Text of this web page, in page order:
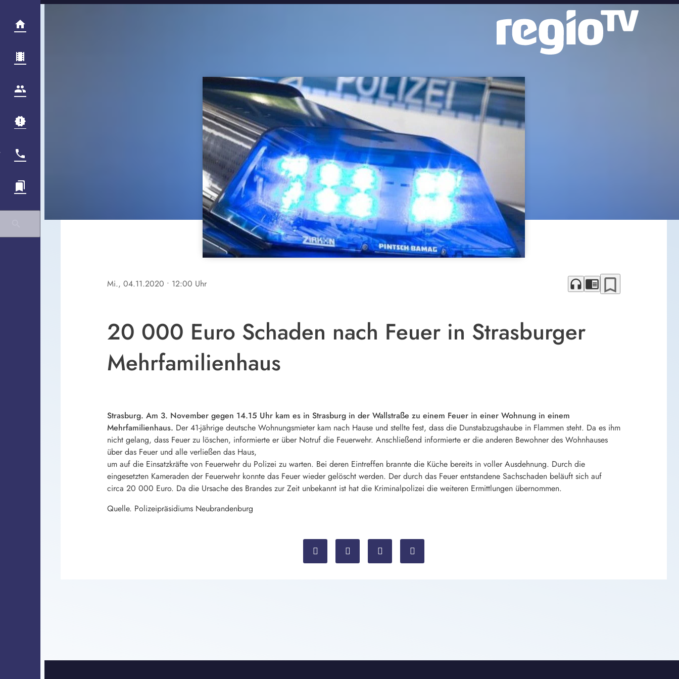
Mi., 04.11.2020 • 12:00 Uhr headphones chrome_reader_mode bookmark_border
20 000 Euro Schaden nach Feuer in Strasburger
Mehrfamilienhaus
Strasburg. Am 3. November gegen 14.15 Uhr kam es in Strasburg in der Wallstraße zu einem Feuer in einer Wohnung in einem
Mehrfamilienhaus. Der 41-jährige deutsche Wohnungsmieter kam nach Hause und stellte fest, dass die Dunstabzugshaube in Flammen steht. Da es ihm
nicht gelang, dass Feuer zu löschen, informierte er über Notruf die Feuerwehr. Anschließend informierte er die anderen Bewohner des Wohnhauses
über das Feuer und alle verließen das Haus,
um auf die Einsatzkräfte von Feuerwehr du Polizei zu warten. Bei deren Eintreffen brannte die Küche bereits in voller Ausdehnung. Durch die
eingesetzten Kameraden der Feuerwehr konnte das Feuer wieder gelöscht werden. Der durch das Feuer entstandene Sachschaden beläuft sich auf
circa 20 000 Euro. Da die Ursache des Brandes zur Zeit unbekannt ist hat die Kriminalpolizei die weiteren Ermittlungen übernommen.
Quelle. Polizeipräsidiums Neubrandenburg